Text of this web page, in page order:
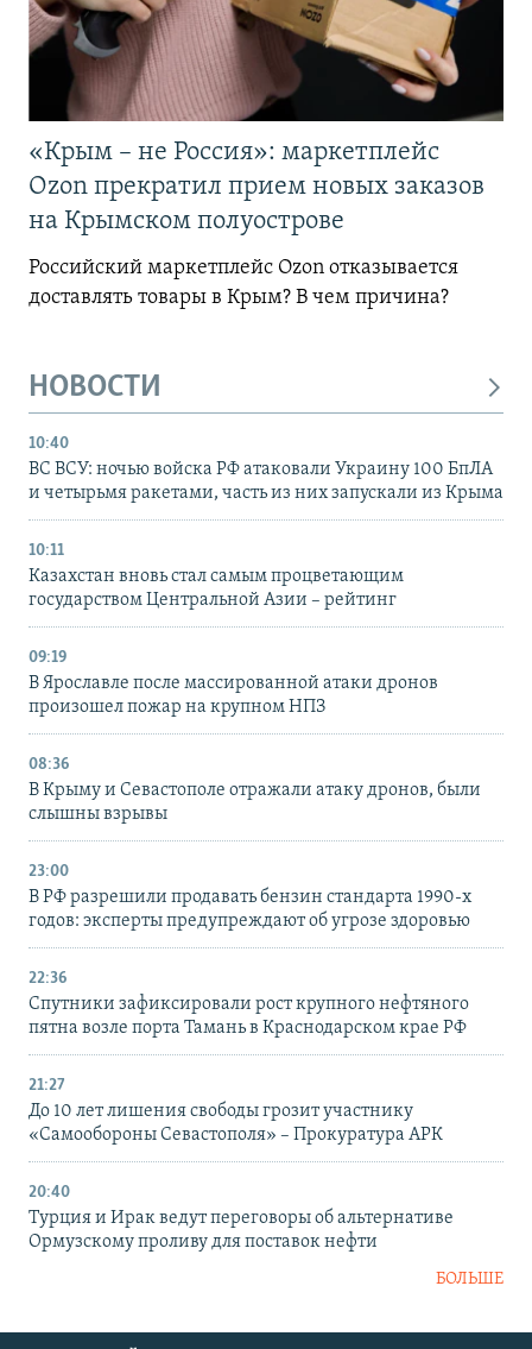
«Крым – не Россия»: маркетплейс
Ozon прекратил прием новых заказов
на Крымском полуострове
Российский маркетплейс Ozon отказывается
доставлять товары в Крым? В чем причина?
НОВОСТИ
10:40
ВС ВСУ: ночью войска РФ атаковали Украину 100 БпЛА
и четырьмя ракетами, часть из них запускали из Крыма
10:11
Казахстан вновь стал самым процветающим
государством Центральной Азии – рейтинг
09:19
В Ярославле после массированной атаки дронов
произошел пожар на крупном НПЗ
08:36
В Крыму и Севастополе отражали атаку дронов, были
слышны взрывы
23:00
В РФ разрешили продавать бензин стандарта 1990-х
годов: эксперты предупреждают об угрозе здоровью
22:36
Спутники зафиксировали рост крупного нефтяного
пятна возле порта Тамань в Краснодарском крае РФ
21:27
До 10 лет лишения свободы грозит участнику
«Самообороны Севастополя» – Прокуратура АРК
20:40
Турция и Ирак ведут переговоры об альтернативе
Ормузскому проливу для поставок нефти
БОЛЬШЕ